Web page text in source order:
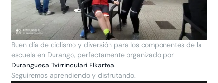
Buen día de ciclismo y diversión para los componentes de la
escuela en Durango, perfectamente organizado por
Duranguesa Txirrindulari Elkartea.
Seguiremos aprendiendo y disfrutando.